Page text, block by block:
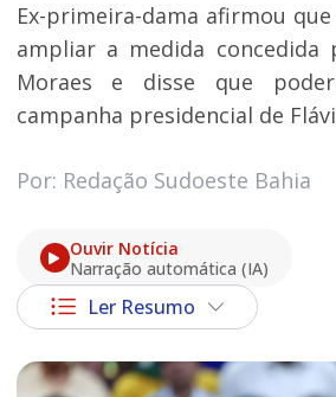
Ex-primeira-dama afirmou
ampliar a medida concedida
Moraes e disse que
campanha presidencial de
Por: Redação Sudoeste Bahia
Ouvir Notícia
Narração automática (IA)
Ler Resumo